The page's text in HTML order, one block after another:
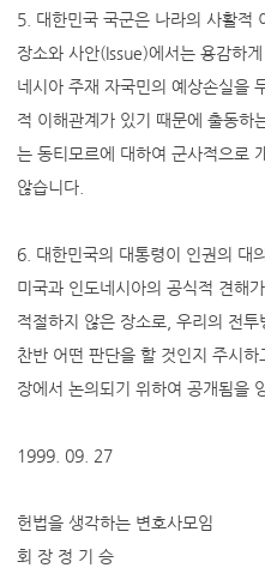
5. 대한민국 국군은 나라의 사활
장소와 사안(Issue)에서는 용감하
네시아 주재 자국민의 예상손실을
적 이해관계가 있기 때문에 출동하
는 동티모르에 대하여 군사적으로
않습니다.
6. 대한민국의 대통령이 인권의 대
미국과 인도네시아의 공식적 견해
적절하지 않은 장소로, 우리의 전
찬반 어떤 판단을 할 것인지 주시
장에서 논의되기 위하여 공개됨을
1999. 09. 27
헌법을 생각하는 변호사모임
회 장 정 기 승